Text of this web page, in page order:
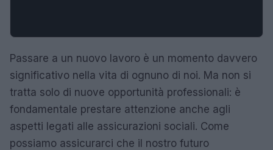
Passare a un nuovo lavoro è un momento davvero
significativo nella vita di ognuno di noi. Ma non si
tratta solo di nuove opportunità professionali: è
fondamentale prestare attenzione anche agli
aspetti legati alle assicurazioni sociali. Come
possiamo assicurarci che il nostro futuro